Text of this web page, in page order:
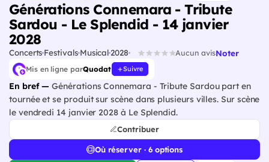
Générations Connemara - Tribute
Sardou - Le Splendid - 14 janvier
2028
Concerts FestivalsMusical 2028 Aucun avisNoter
Mis en ligne parQuodat Suivre
En bref — Générations Connemara - Tribute Sardou part en
tournée et se produit sur scène dans plusieurs villes. Sur scène
le vendredi 14 janvier 2028 à Le Splendid.
Contribuer
Où réserver · 6 options